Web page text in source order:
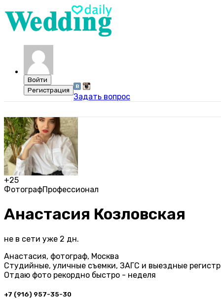
Задать вопрос
+25
ФотографПрофессионал
Анастасия Козловская
не в сети уже 2 дн.
Анастасия, фотограф, Москва
Студийные, уличные съемки, ЗАГС и выездные
Отдаю фото рекордно быстро - неделя
+7 (916) 957-35-30